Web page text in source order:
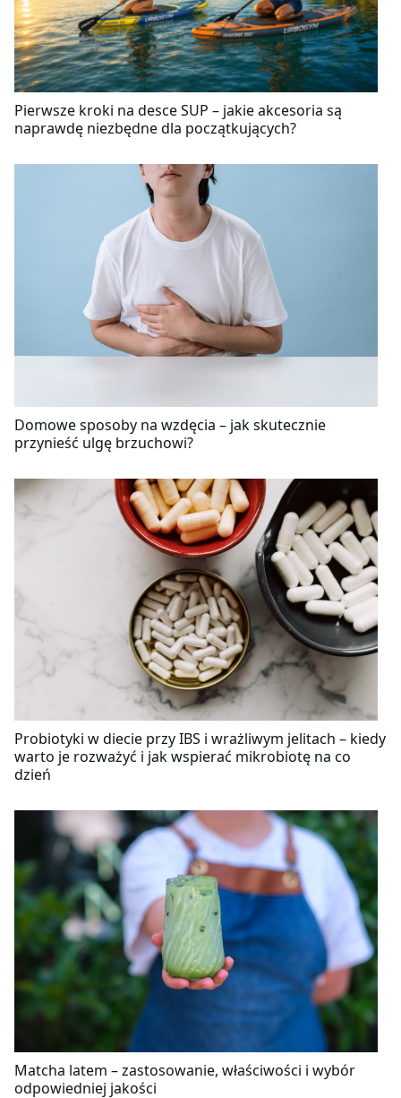
Pierwsze kroki na desce SUP – jakie akcesoria są
naprawdę niezbędne dla początkujących?
Domowe sposoby na wzdęcia – jak skutecznie
przynieść ulgę brzuchowi?
Probiotyki w diecie przy IBS i wrażliwym jelitach – kiedy
warto je rozważyć i jak wspierać mikrobiotę na co
dzień
Matcha latem – zastosowanie, właściwości i wybór
odpowiedniej jakości